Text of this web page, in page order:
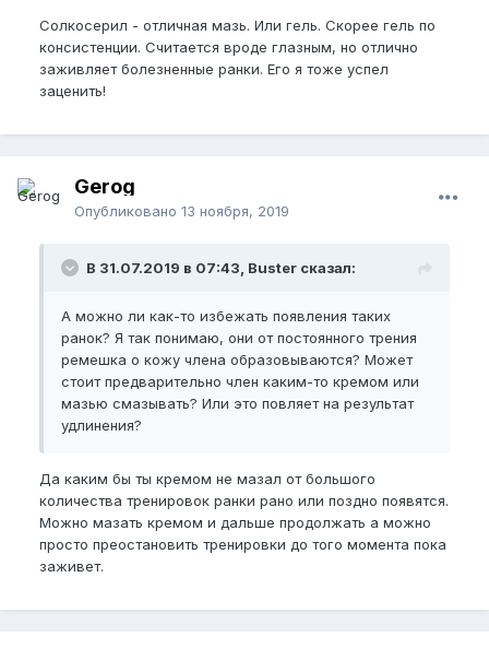
Солкосерил - отличная мазь. Или гель. Скорее гель по
консистенции. Считается вроде глазным, но отлично
заживляет болезненные ранки. Его я тоже успел
заценить!
Gerog
Опубликовано 13 ноября, 2019
В 31.07.2019 в 07:43, Buster сказал:
А можно ли как-то избежать появления таких
ранок? Я так понимаю, они от постоянного трения
ремешка о кожу члена образовываются? Может
стоит предварительно член каким-то кремом или
мазью смазывать? Или это повляет на результат
удлинения?
Да каким бы ты кремом не мазал от большого
количества тренировок ранки рано или поздно появятся.
Можно мазать кремом и дальше продолжать а можно
просто преостановить тренировки до того момента пока
заживет.